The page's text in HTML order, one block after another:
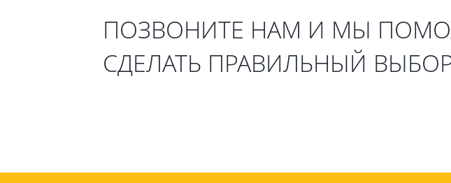
ПОЗВОНИТЕ НАМ И МЫ
СДЕЛАТЬ ПРАВИЛЬНЫЙ